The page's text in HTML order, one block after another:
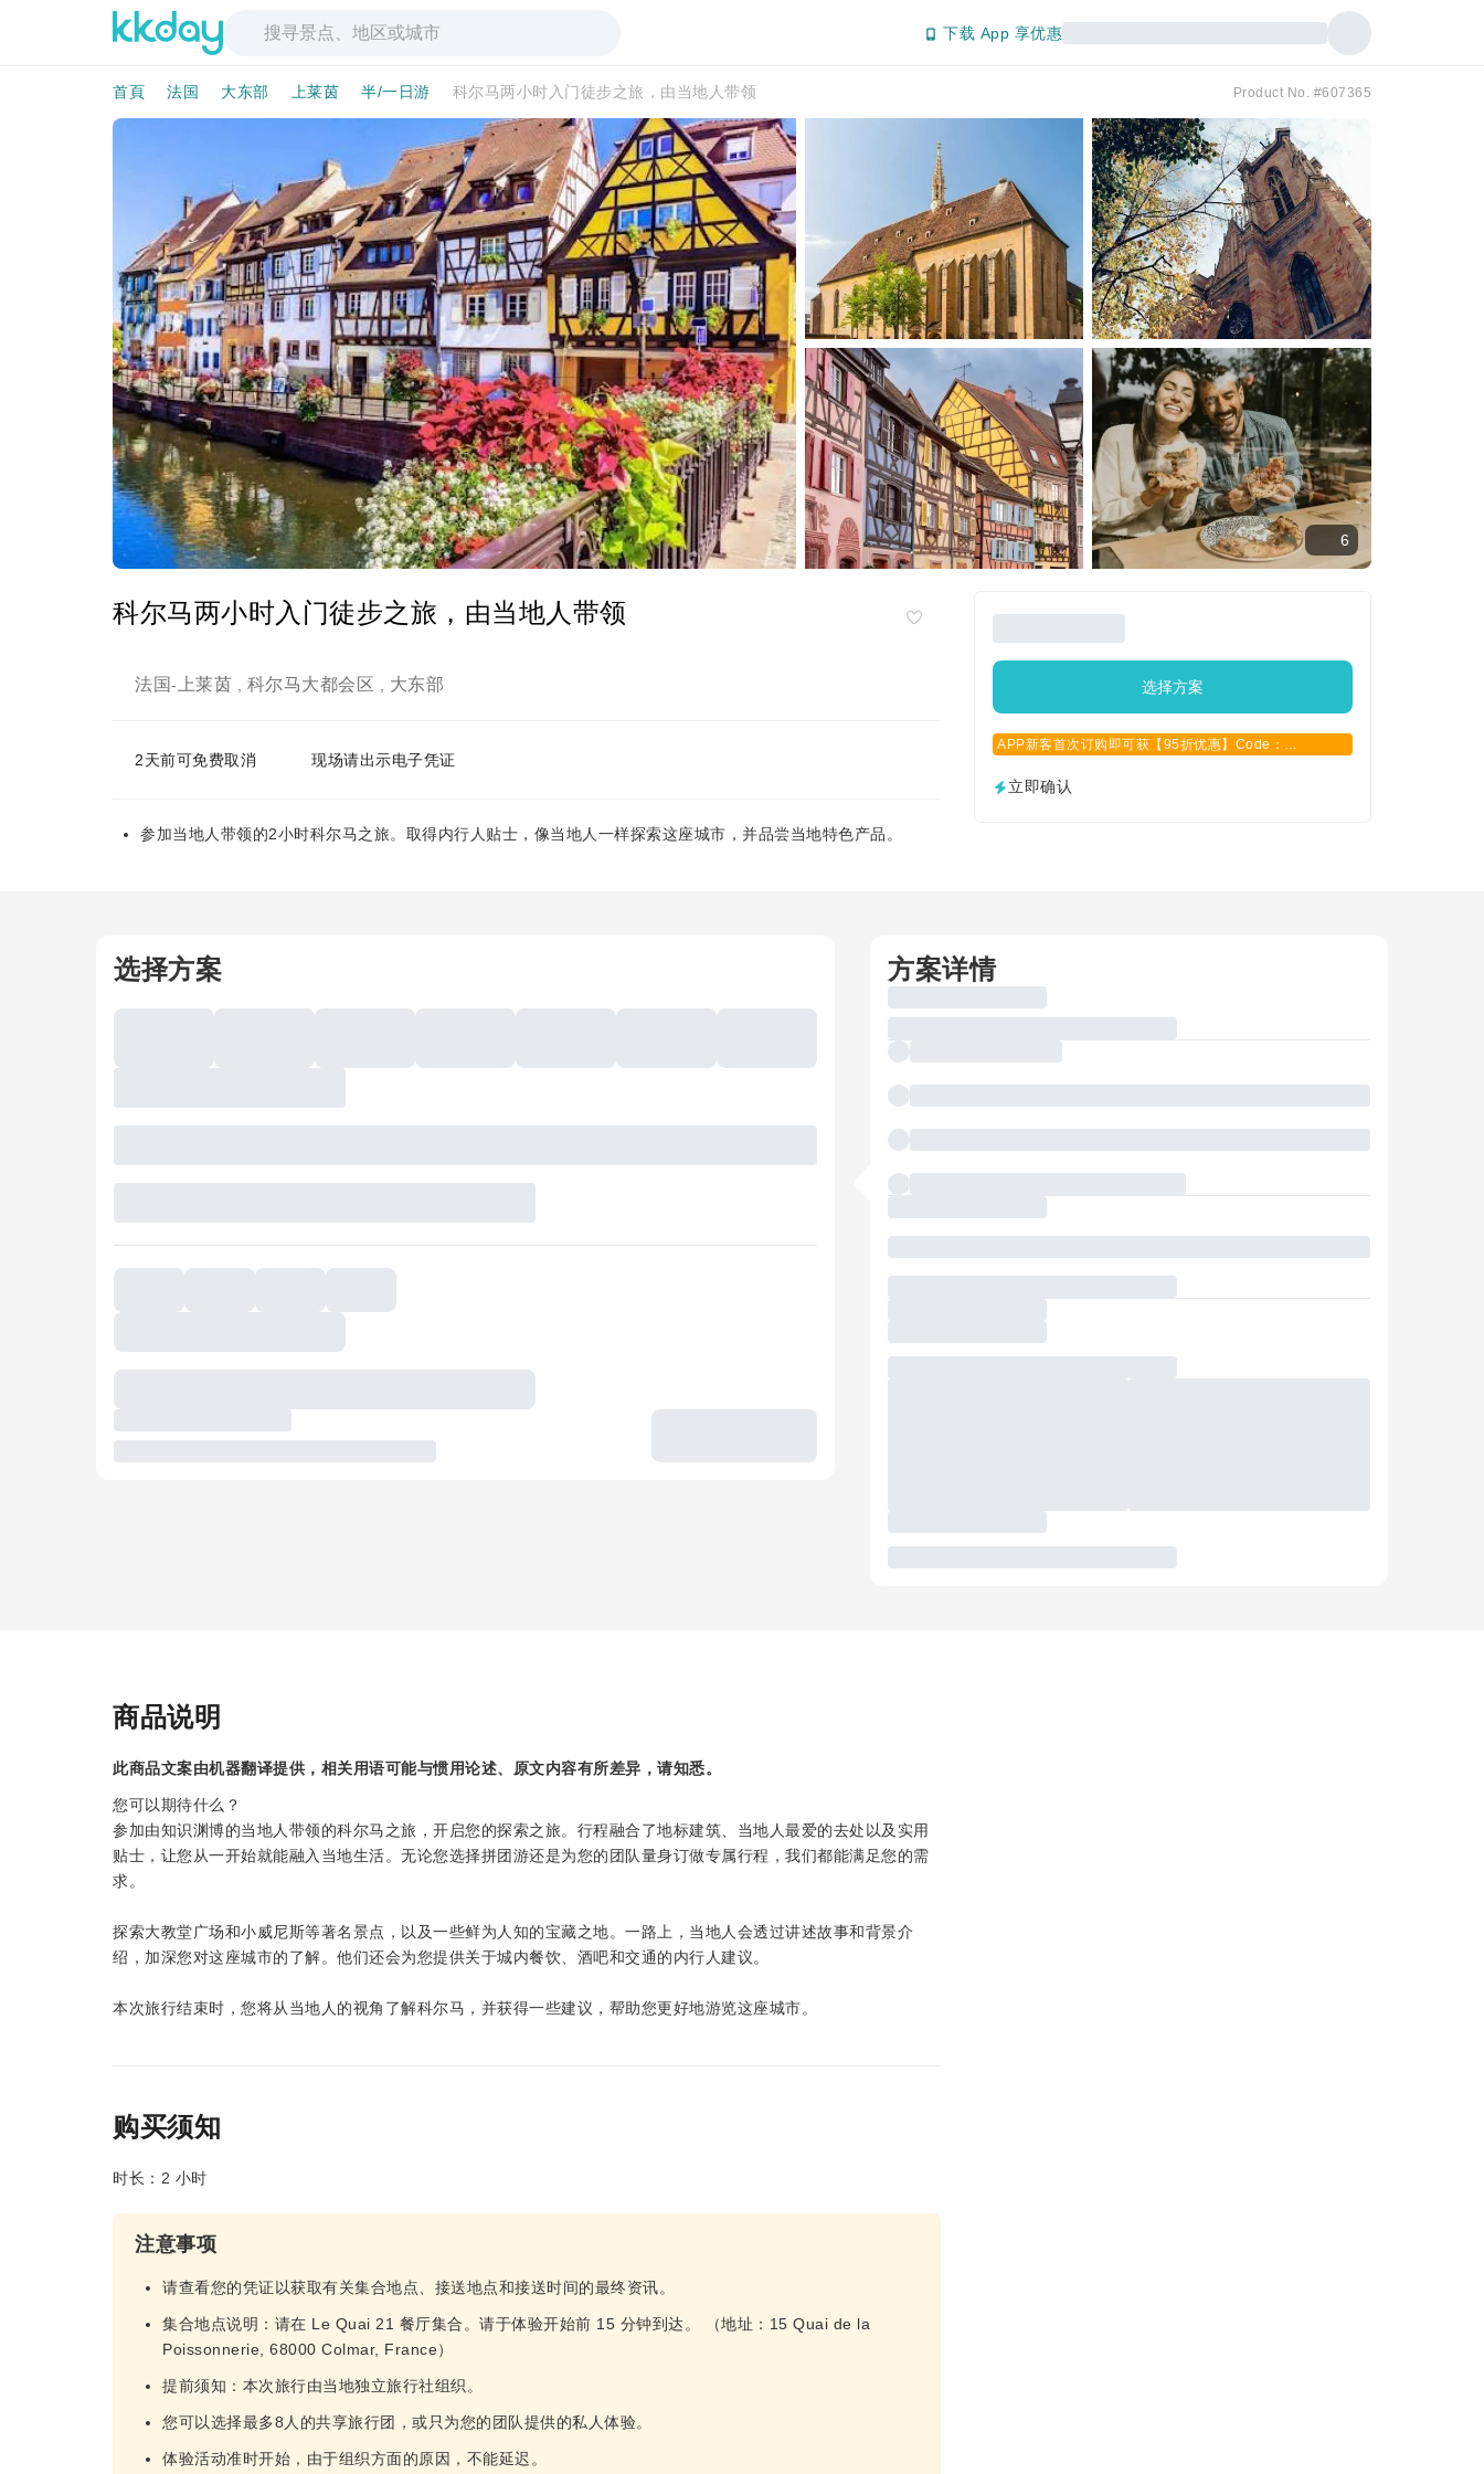
下载 App 享优惠
首頁 法国 大东部 上莱茵 半/一日游 科尔马两小时入门徒步之旅，由当地人带领 Product No. #607365
6
科尔马两小时入门徒步之旅，由当地人带领
法国- 上莱茵 科尔马大都会区 大东部
2天前可免费取消 现场请出示电子凭证
参加当地人带领的2小时科尔马之旅。取得内行人贴士，像当地人一样探索这座城市，并品尝当地特色产品。
选择方案
APP新客首次订购即可获【95折优惠】Code：
立即确认
选择方案 方案详情
商品说明
此商品文案由机器翻译提供，相关用语可能与惯用论述、原文内容有所差异，请知悉。
您可以期待什么？
参加由知识渊博的当地人带领的科尔马之旅，开启您的探索之旅。行程融合了地标建筑、当地人最爱的去处以及实用
贴士，让您从一开始就能融入当地生活。无论您选择拼团游还是为您的团队量身订做专属行程，我们都能满足您的需
求。
探索大教堂广场和小威尼斯等著名景点，以及一些鲜为人知的宝藏之地。一路上，当地人会透过讲述故事和背景介
绍，加深您对这座城市的了解。他们还会为您提供关于城内餐饮、酒吧和交通的内行人建议。
本次旅行结束时，您将从当地人的视角了解科尔马，并获得一些建议，帮助您更好地游览这座城市。
购买须知
时长：2 小时
注意事项
请查看您的凭证以获取有关集合地点、接送地点和接送时间的最终资讯。
集合地点说明：请在 Le Quai 21 餐厅集合。请于体验开始前 15 分钟到达。 （地址：15 Quai de la
Poissonnerie, 68000 Colmar, France）
提前须知：本次旅行由当地独立旅行社组织。
您可以选择最多8人的共享旅行团，或只为您的团队提供的私人体验。
体验活动准时开始，由于组织方面的原因，不能延迟。